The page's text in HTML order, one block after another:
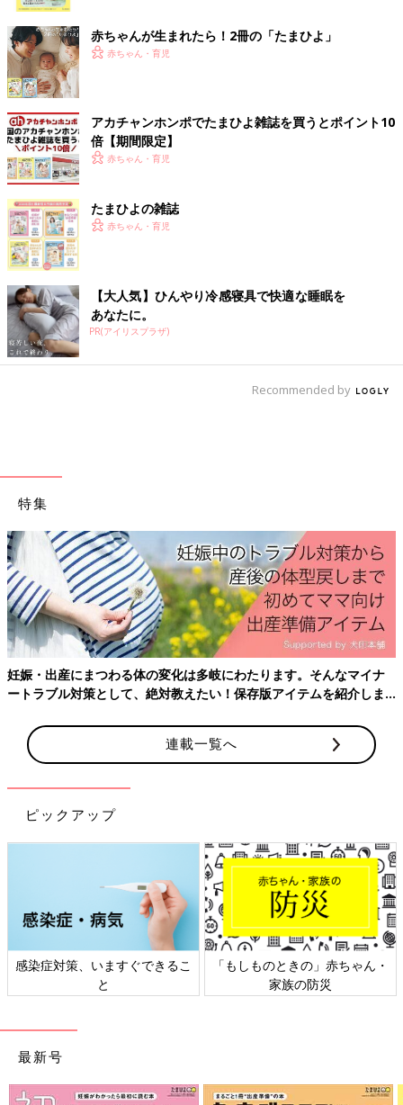
おいしい！』と言われれば、今度はお揚げと長ネギでやってみよ
うかと思うものですし、『ほんと、助かるわ！』と言われれば悪
い気はしません。フライパンに乗せるだけの料理であっても『お
肉を焼くのはパパがいちばん上手だね』と言われると、『いや、
焼いているだけだから』とか言いながら、鼻の穴をふくらませて
うれしそうな顔になっているはずです。そして、そう言われて次
に作ったものは、往々にして前作よりデキがよかったりもしま
す。
だいたい、指摘されなくても失敗したところは作ったほうは気づ
いていますから、そこを指摘されると『わかってるわ！』とムッ
としてしまいます。我ながらちっちゃい人間です（笑）改善点を
冷徹に伝えられるより、少なくとも私の場合、ほめて、おだて
て、その気にさせたほうが、長い目でみればクオリティは上がる
んじゃないか、そのあたりの私の性分を、妻もよくわかってくれ
ているのかもしれません。
もちろん、これだけ褒めて褒めてとお願いしているわけですか
ら、男性のほうからも「おいしいよ」「ありがとう」をちゃんと
つたえなきゃいけませんね。肝に銘じます！」
に作ってもらう料理はどうしてこんなにおいしいんでしょう。作
ってもらう側は感謝の気持ちで「いただきます」と伝えたいです
ね。
（取材／文・酒井範子）
※文中のママたちのコメントは「ウィメンズパーク」(2022年1月
末まで)の投稿を再編集したものです。
※記事の内容は記事執筆当時の情報であり、現在と異なる場合が
あります。
西靖さん
ＭＢＳアナウンサー。相愛大学客員教授。5歳、3歳、1歳の３児
のパパ。『ちちんぷいぷい』、報道番組『VOICE』、『ミン
ト！』といった人気番組の司会やキャスターを務める。現在、
『よんチャンＴＶ』（https://www.mbs.jp/4chantv/）ニュース
解説委員として出演中。2021年に4か月間の育児休業期間に入
る。著書に『西靖の60日間世界一周旅の軌跡』(ぴあ)、『地球を
サイトで子育てエッセイ『アナウンサー西靖の育休日記』を連載
中。
『よんチャンＴＶ』
赤ちゃんが生まれたら！2冊の「たまひよ」
赤ちゃん・育児
アカチャンホンポでたまひよ雑誌を買うとポイント10
倍【期間限定】
赤ちゃん・育児
たまひよの雑誌
赤ちゃん・育児
【大人気】ひんやり冷感寝具で快適な睡眠を
あなたに。
PR(アイリスプラザ)
Recommended by
特集
妊娠・出産にまつわる体の変化は多岐にわたります。そんなマイナ
ートラブル対策として、絶対教えたい！保存版アイテムを紹介しま
連載一覧へ
ピックアップ
感染症対策、いますぐできるこ
と
「もしものときの」赤ちゃん・
家族の防災
最新号